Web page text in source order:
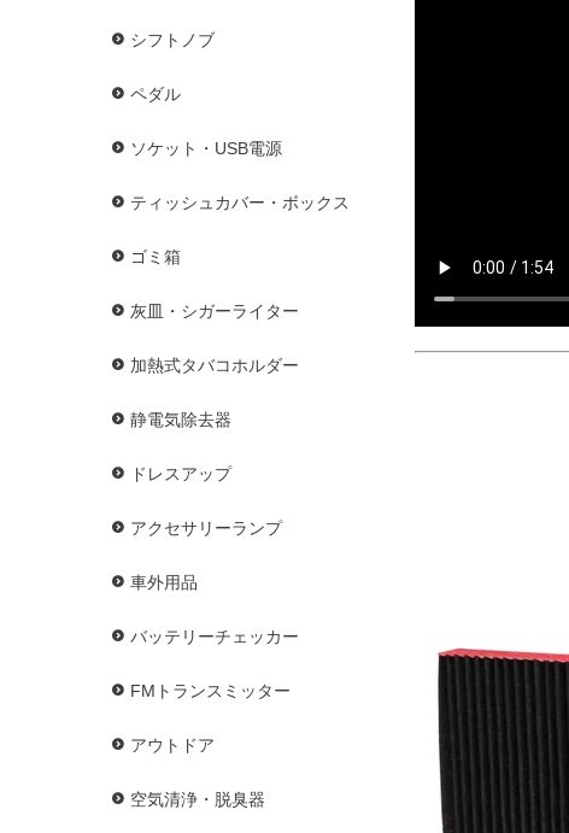
シフトノブ
ペダル
ソケット・USB電源
ティッシュカバー・ボックス
ゴミ箱
灰皿・シガーライター
加熱式タバコホルダー
静電気除去器
ドレスアップ
アクセサリーランプ
車外用品
バッテリーチェッカー
FMトランスミッター
アウトドア
空気清浄・脱臭器